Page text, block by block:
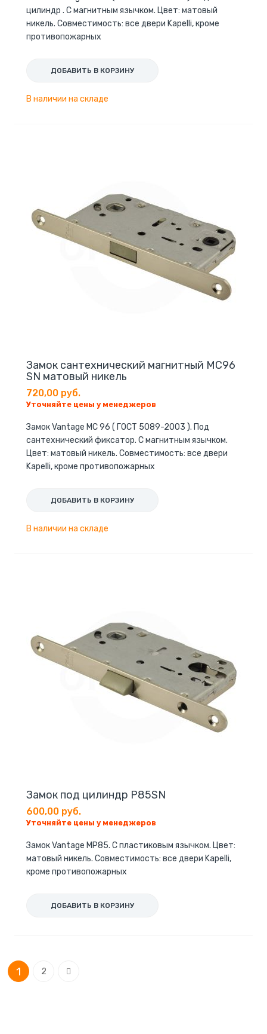
цилиндр . С магнитным язычком. Цвет: матовый
никель. Совместимость: все двери Kapelli, кроме
противопожарных
ДОБАВИТЬ В КОРЗИНУ
В наличии на складе
Замок сантехнический магнитный МС96
SN матовый никель
720,00 руб.
Уточняйте цены у менеджеров
Замок Vantage МС 96 ( ГОСТ 5089-2003 ). Под
сантехнический фиксатор. С магнитным язычком.
Цвет: матовый никель. Совместимость: все двери
Kapelli, кроме противопожарных
ДОБАВИТЬ В КОРЗИНУ
В наличии на складе
Замок под цилиндр P85SN
600,00 руб.
Уточняйте цены у менеджеров
Замок Vantage МP85. С пластиковым язычком. Цвет:
матовый никель. Совместимость: все двери Kapelli,
кроме противопожарных
ДОБАВИТЬ В КОРЗИНУ
Страница
You're currently reading page
1 2